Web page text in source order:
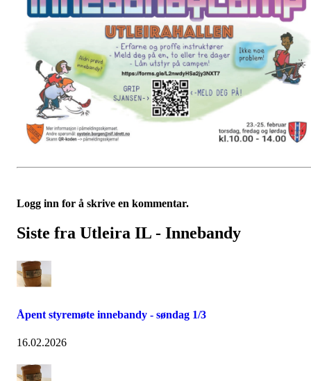
Logg inn for å skrive en kommentar.
Siste fra Utleira IL - Innebandy
Åpent styremøte innebandy - søndag 1/3
16.02.2026